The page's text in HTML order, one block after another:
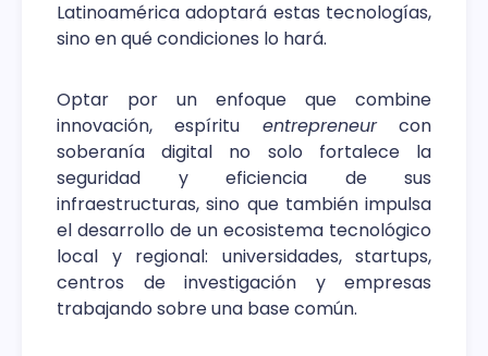
Latinoamérica adoptará estas tecnologías,
sino en qué condiciones lo hará.
Optar por un enfoque que combine
innovación, espíritu entrepreneurcon
soberanía digital no solo fortalece la
seguridad y eficiencia de sus
infraestructuras, sino que también impulsa
el desarrollo de un ecosistema tecnológico
local y regional: universidades, startups,
centros de investigación y empresas
trabajando sobre una base común.